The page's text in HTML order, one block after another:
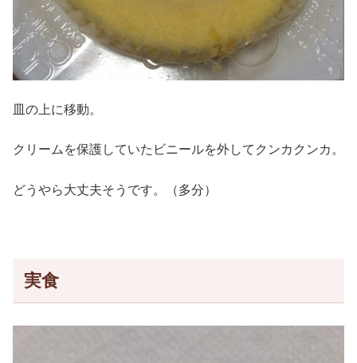
皿の上に移動。
クリームを保護していたビニールを外してクンカクンカ。
どうやら大丈夫そうです。（多分）
実食